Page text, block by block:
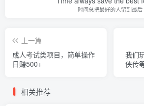
时间总把最好的人留到最后
上一篇
成人考试类项目，简单操作
日赚500+
我们
侠传
相关推荐